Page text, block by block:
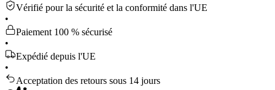
Vérifié pour la sécurité et la conformité dans l'UE
•
Paiement 100 % sécurisé
•
Expédié depuis l'UE
•
Acceptation des retours sous 14 jours